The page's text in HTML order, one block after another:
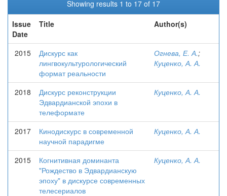
Showing results 1 to 17 of 17
Issue
Date
Title Author(s)
2015
Дискурс как
лингвокультурологический
формат реальности
Огнева, Е. А.;
Куценко, А. А.
2018
Дискурс реконструкции
Эдвардианской эпохи в
телеформате
Куценко, А. А.
2017
Кинодискурс в современной
научной парадигме
Куценко, А. А.
2015
Когнитивная доминанта
"Рождество в Эдвардианскую
эпоху" в дискурсе современных
телесериалов
Куценко, А. А.